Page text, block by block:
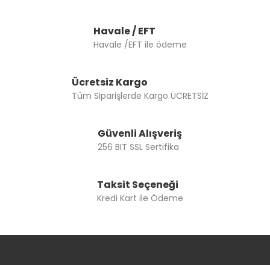
Havale / EFT
Havale /EFT ile ödeme
Ücretsiz Kargo
Tüm Siparişlerde Kargo ÜCRETSİZ
Güvenli Alışveriş
256 BIT SSL Sertifika
Taksit Seçeneği
Kredi Kart ile Ödeme